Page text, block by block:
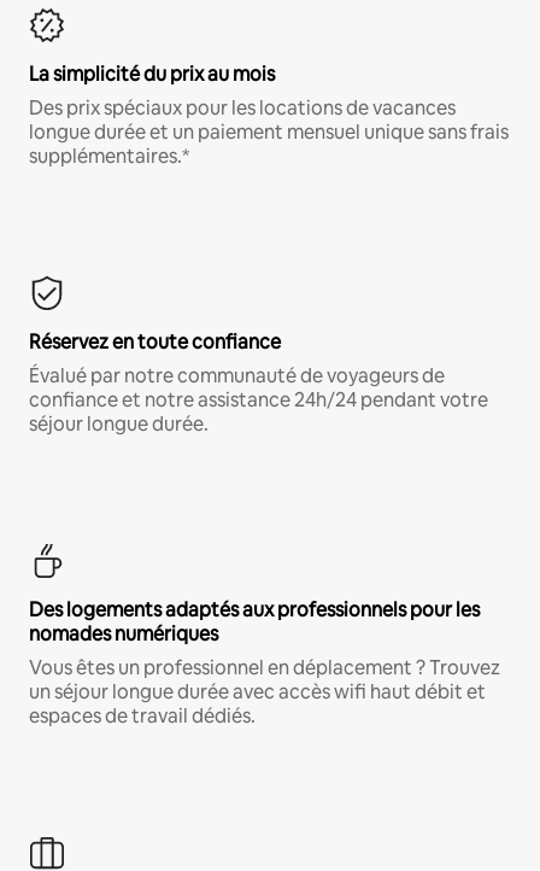
La simplicité du prix au mois
Des prix spéciaux pour les locations de vacances
longue durée et un paiement mensuel unique sans frais
supplémentaires.*
Réservez en toute confiance
Évalué par notre communauté de voyageurs de
confiance et notre assistance 24h/24 pendant votre
séjour longue durée.
Des logements adaptés aux professionnels pour les
nomades numériques
Vous êtes un professionnel en déplacement ? Trouvez
un séjour longue durée avec accès wifi haut débit et
espaces de travail dédiés.